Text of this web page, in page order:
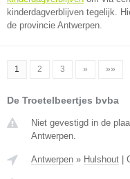
kinderdagverblijven tegelijk.
de provincie Antwerpen.
1 2 3 » »»
De Troetelbeertjes bvba
Niet gevestigd in de
Antwerpen.
Antwerpen » Hulshout